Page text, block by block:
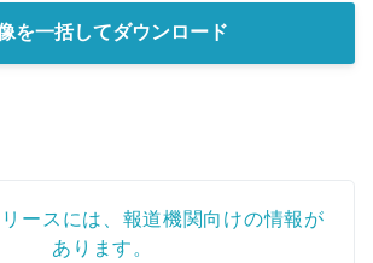
を一括してダウンロード
ースには、報道機関向けの情報が
あります。